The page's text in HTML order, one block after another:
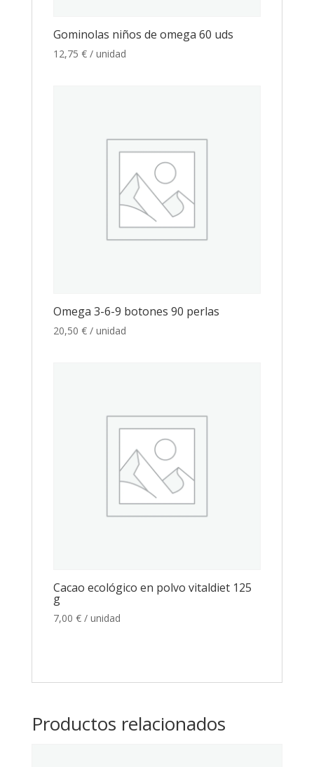
Gominolas niños de omega 60 uds
12,75 € / unidad
Omega 3-6-9 botones 90 perlas
20,50 € / unidad
Cacao ecológico en polvo vitaldiet 125
g
7,00 € / unidad
Productos relacionados